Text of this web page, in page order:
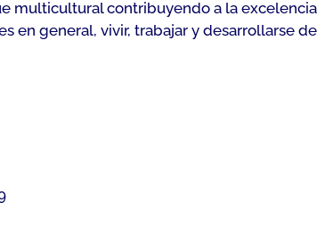
multicultural contribuyendo a la
en general, vivir, trabajar y desarrollarse